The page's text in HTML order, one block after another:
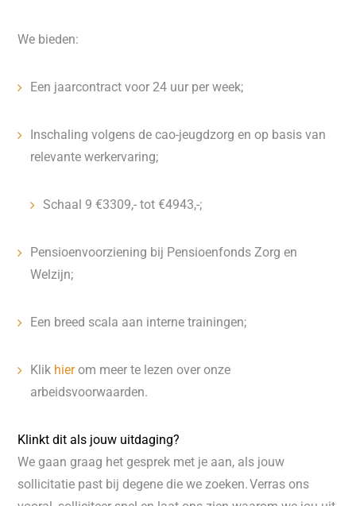
We bieden:
Een jaarcontract voor 24 uur per week;
Inschaling volgens de cao-jeugdzorg en op basis van
relevante werkervaring;
Schaal 9 €3309,- tot €4943,-;
Pensioenvoorziening bij Pensioenfonds Zorg en
Welzijn;
Een breed scala aan interne trainingen;
Klik hierom meer te lezen over onze
arbeidsvoorwaarden.
Klinkt dit als jouw uitdaging?
We gaan graag het gesprek met je aan, als jouw
sollicitatie past bij degene die we zoeken. Verras ons